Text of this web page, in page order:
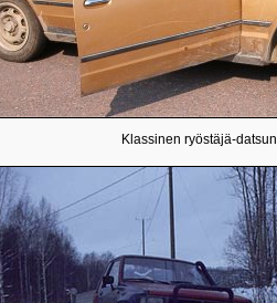
Klassinen ryöstäjä-datsun